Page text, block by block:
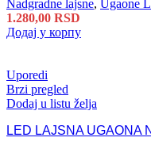
Nadgradne lajsne, Ugaone
1.280,00 RSD
Додај у корпу
Uporedi
Brzi pregled
Dodaj u listu želja
LED LAJSNA UGAONA